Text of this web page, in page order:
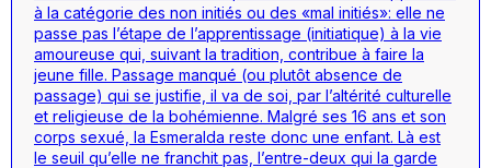
à la catégorie des non initiés ou des «mal initiés»: elle ne
passe pas l’étape de l’apprentissage (initiatique) à la vie
amoureuse qui, suivant la tradition, contribue à faire la
jeune fille. Passage manqué (ou plutôt absence de
passage) qui se justifie, il va de soi, par l’altérité culturelle
et religieuse de la bohémienne. Malgré ses 16 ans et son
corps sexué, la Esmeralda reste donc une enfant. Là est
le seuil qu’elle ne franchit pas, l’entre-deux qui la garde